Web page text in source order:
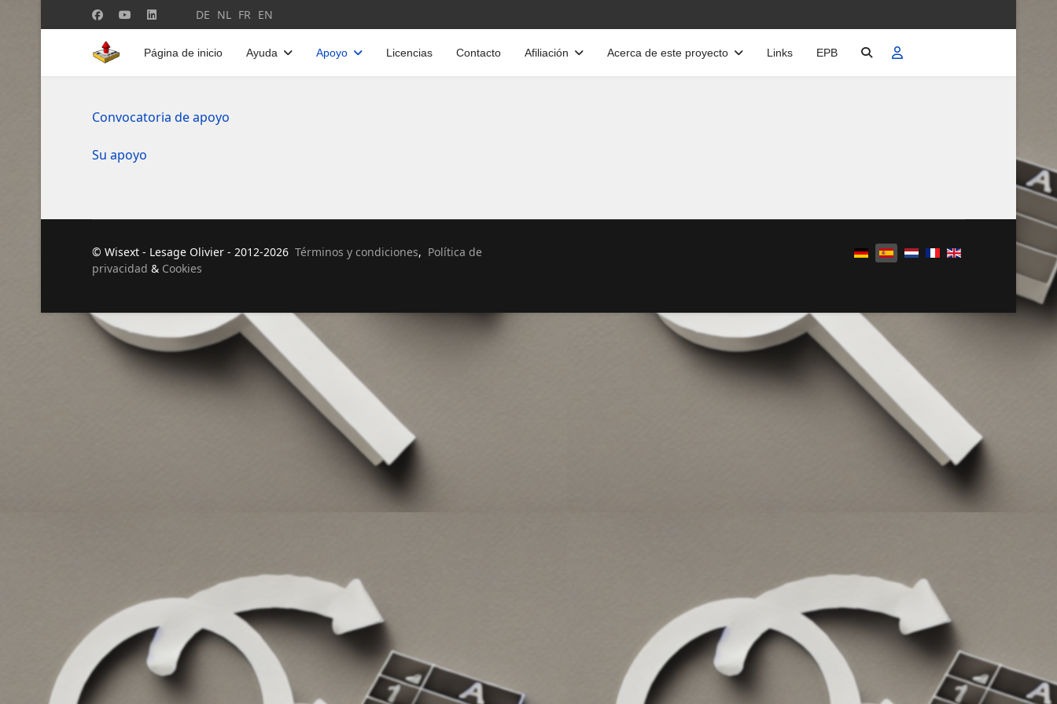
Seleccione su idioma
DE NL FR EN
Página de inicio Ayuda Apoyo Licencias Contacto Afiliación Acerca de este proyecto Links EPB
Convocatoria de apoyo
Su apoyo
© Wisext - Lesage Olivier - 2012-2026 Términos y condiciones, Política de
privacidad & Cookies